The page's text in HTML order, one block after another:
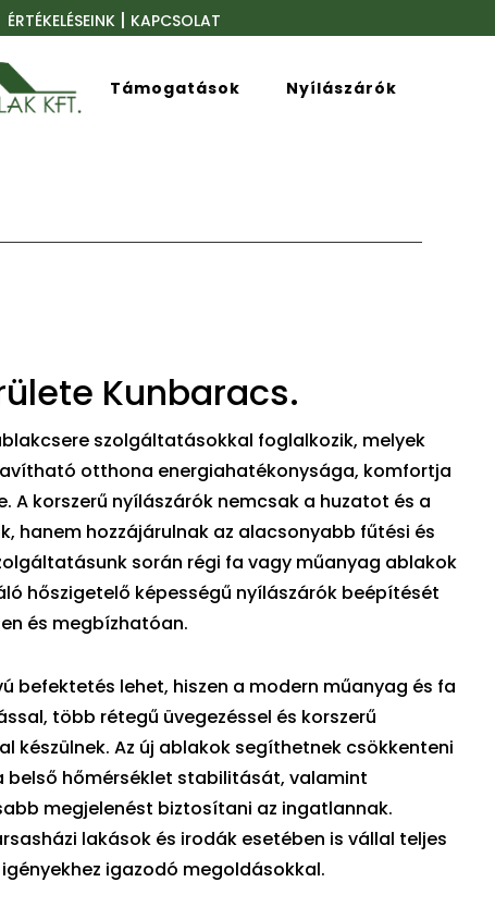
ÉRTÉKELÉSEINK| KAPCSOLAT
Támogatások Nyílászárók
Kunbaracs.
szolgáltatásokkal foglalkozik, melyek
otthona energiahatékonysága, komfortja
A korszerű nyílászárók nemcsak a huzatot és a
hanem hozzájárulnak az alacsonyabb fűtési és
során régi fa vagy műanyag ablakok
hőszigetelő képességű nyílászárók beépítését
és megbízhatóan.
befektetés lehet, hiszen a modern műanyag és fa
több rétegű üvegezéssel és korszerű
készülnek. Az új ablakok segíthetnek csökkenteni
belső hőmérséklet stabilitását, valamint
megjelenést biztosítani az ingatlannak.
lakások és irodák esetében is vállal teljes
igazodó megoldásokkal.